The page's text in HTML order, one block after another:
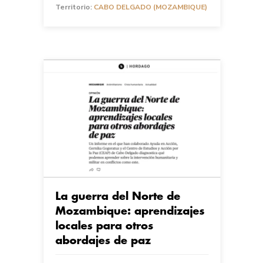
Territorio: CABO DELGADO (MOZAMBIQUE)
La guerra del Norte de
Mozambique: aprendizajes
locales para otros
abordajes de paz